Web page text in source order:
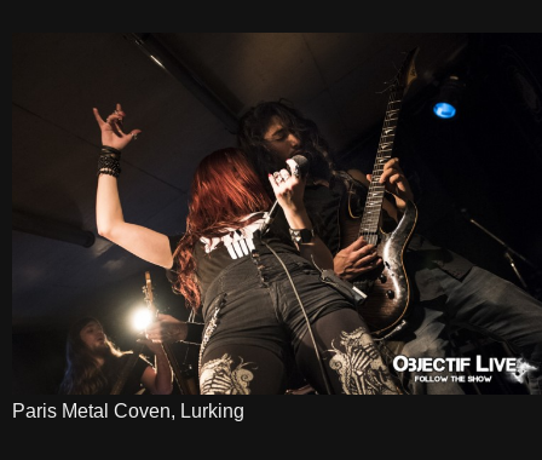
Paris Metal Coven, Lurking